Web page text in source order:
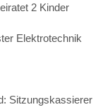
2 Kinder
Elektrotechnik
Sitzungskassierer